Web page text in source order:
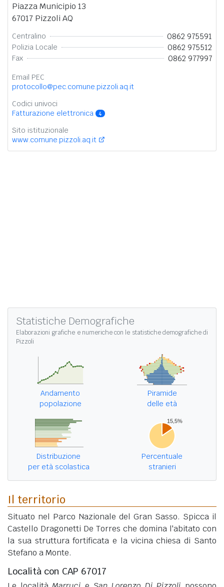
Piazza Municipio 13
67017 Pizzoli AQ
Centralino 0862 975591
Polizia Locale 0862 975512
Fax 0862 977997
Email PEC
protocollo@pec.comune.pizzoli.aq.it
Codici univoci
Fatturazione elettronica
4
Sito istituzionale
www.comune.pizzoli.aq.it
Statistiche Demografiche
Elaborazioni grafiche e numeriche con le statistiche demografiche di
Pizzoli
Andamento
popolazione
Piramide
delle età
Distribuzione
per età scolastica
Percentuale
stranieri
Il territorio
Situato nel Parco Nazionale del Gran Sasso. Spicca il
Castello Dragonetti De Torres che domina l'abitato con
la sua struttura fortificata e la vicina chiesa di Santo
Stefano a Monte.
Località con CAP 67017